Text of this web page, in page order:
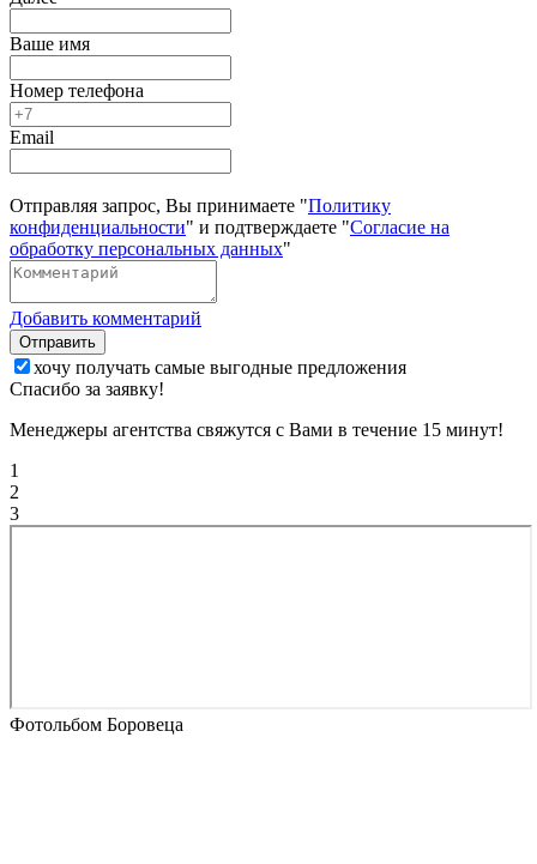
Ваше имя
Номер телефона
Email
Отправляя запрос, Вы принимаете "Политику
конфиденциальности" и подтверждаете "Согласие на
обработку персональных данных"
Добавить комментарий
Отправить
хочу получать самые выгодные предложения
Спасибо за заявку!
Менеджеры агентства свяжутся с Вами в течение 15 минут!
1
2
3
Фотольбом Боровеца